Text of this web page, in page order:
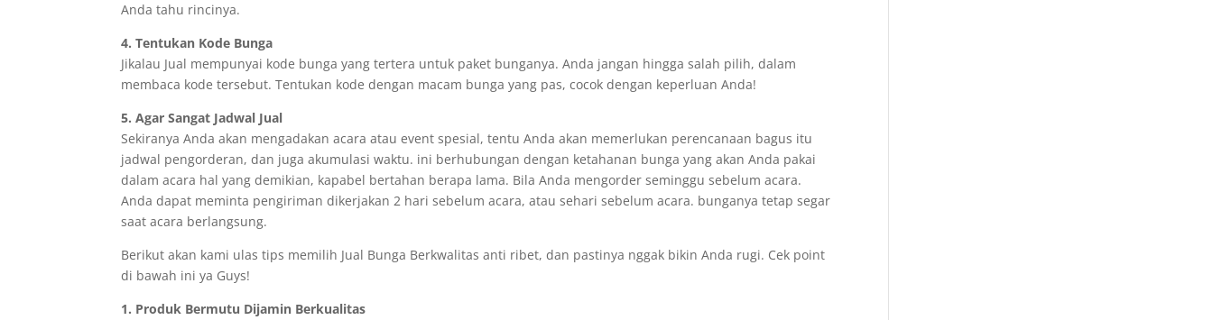
Anda tahu rincinya.
4. Tentukan Kode Bunga
Jikalau Jual mempunyai kode bunga yang tertera untuk paket bunganya. Anda jangan hingga salah pilih, dalam
membaca kode tersebut. Tentukan kode dengan macam bunga yang pas, cocok dengan keperluan Anda!
5. Agar Sangat Jadwal Jual
Sekiranya Anda akan mengadakan acara atau event spesial, tentu Anda akan memerlukan perencanaan bagus itu
jadwal pengorderan, dan juga akumulasi waktu. ini berhubungan dengan ketahanan bunga yang akan Anda pakai
dalam acara hal yang demikian, kapabel bertahan berapa lama. Bila Anda mengorder seminggu sebelum acara.
Anda dapat meminta pengiriman dikerjakan 2 hari sebelum acara, atau sehari sebelum acara. bunganya tetap segar
saat acara berlangsung.
Berikut akan kami ulas tips memilih Jual Bunga Berkwalitas anti ribet, dan pastinya nggak bikin Anda rugi. Cek point
di bawah ini ya Guys!
1. Produk Bermutu Dijamin Berkualitas